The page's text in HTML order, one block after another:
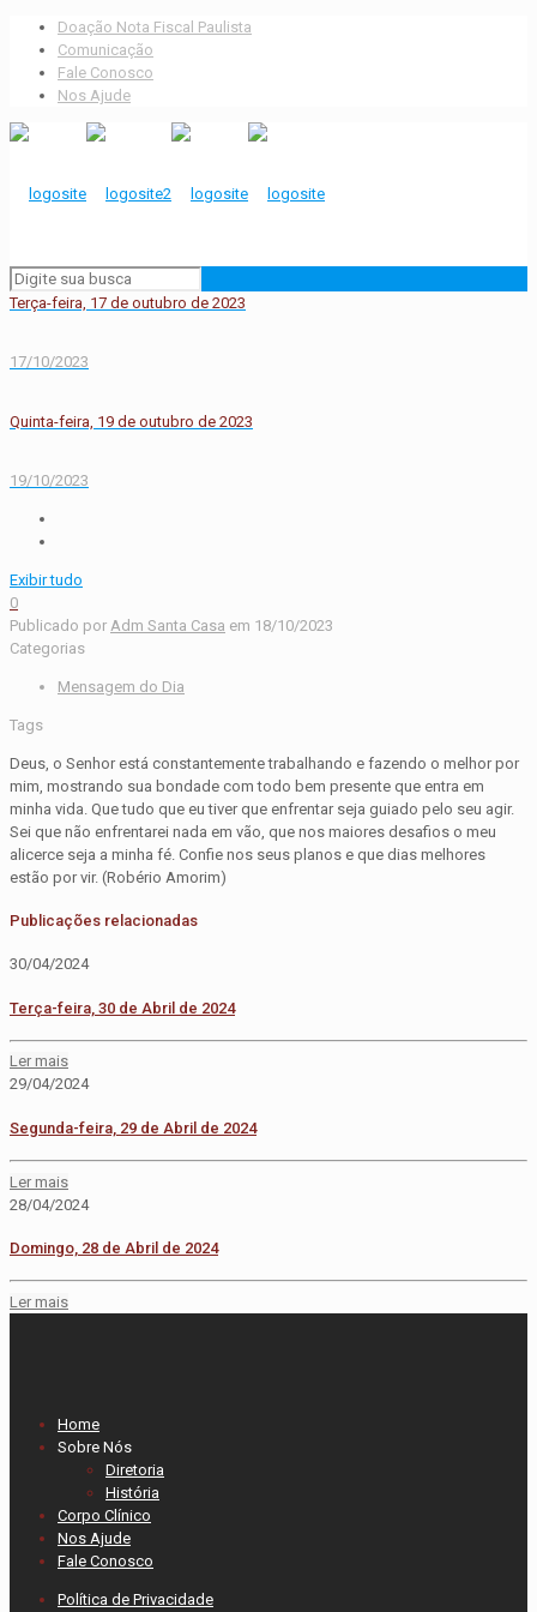
Doação Nota Fiscal Paulista
Comunicação
Fale Conosco
Nos Ajude
Terça-feira, 17 de outubro de 2023
17/10/2023
Quinta-feira, 19 de outubro de 2023
19/10/2023
Exibir tudo
0
Publicado por Adm Santa Casa em 18/10/2023
Categorias
Mensagem do Dia
Tags
Deus, o Senhor está constantemente trabalhando e fazendo o melhor por
mim, mostrando sua bondade com todo bem presente que entra em
minha vida. Que tudo que eu tiver que enfrentar seja guiado pelo seu agir.
Sei que não enfrentarei nada em vão, que nos maiores desafios o meu
alicerce seja a minha fé. Confie nos seus planos e que dias melhores
estão por vir. (Robério Amorim)
Publicações relacionadas
30/04/2024
Terça-feira, 30 de Abril de 2024
Ler mais
29/04/2024
Segunda-feira, 29 de Abril de 2024
Ler mais
28/04/2024
Domingo, 28 de Abril de 2024
Ler mais
Home
Sobre Nós
Diretoria
História
Corpo Clínico
Nos Ajude
Fale Conosco
Política de Privacidade